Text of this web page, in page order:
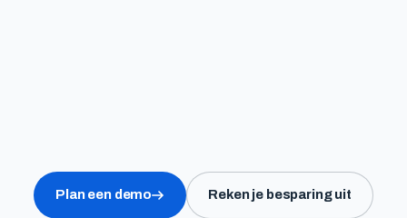
Plan een demo Reken je besparing uit